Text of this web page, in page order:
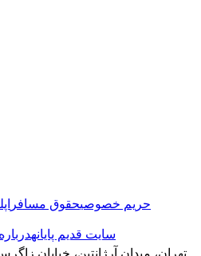
حریم خصوصیحقوق مسافر
سایت قدیم پایانه